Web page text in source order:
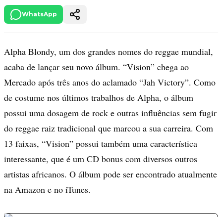
WhatsApp
Alpha Blondy, um dos grandes nomes do reggae mundial,
acaba de lançar seu novo álbum. “Vision” chega ao
Mercado após três anos do aclamado “Jah Victory”. Como
de costume nos últimos trabalhos de Alpha, o álbum
possui uma dosagem de rock e outras influências sem fugir
do reggae raiz tradicional que marcou a sua carreira. Com
13 faixas, “Vision” possui também uma característica
interessante, que é um CD bonus com diversos outros
artistas africanos. O álbum pode ser encontrado atualmente
na Amazon e no iTunes.